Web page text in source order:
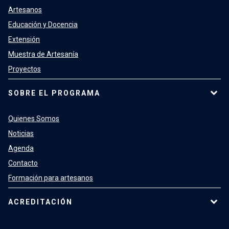
Artesanos
Educación y Docencia
Extensión
Muestra de Artesanía
Proyectos
SOBRE EL PROGRAMA
Quienes Somos
Noticias
Agenda
Contacto
Formación para artesanos
ACREDITACIÓN